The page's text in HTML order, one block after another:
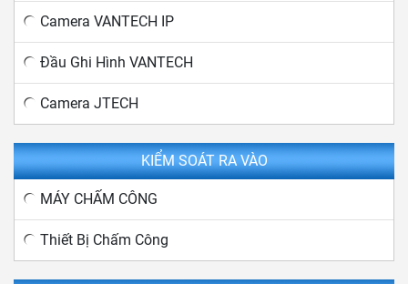
Camera VANTECH IP
Đầu Ghi Hình VANTECH
Camera JTECH
KIỂM SOÁT RA VÀO
MÁY CHẤM CÔNG
Thiết Bị Chấm Công